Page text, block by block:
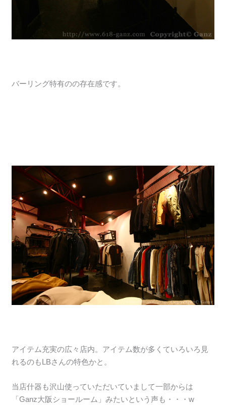
バーリング特有のの存在感です。
アイテム充実の広々店内。アイテム数が多くていろいろ見
れるのもLBさんの特色かと。
当店什器も沢山使っていただいていまして一部からは
「Ganz大阪ショールーム」みたいという声も・・・w